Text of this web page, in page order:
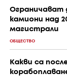
Ограничават
камиони над
магистрали
ОБЩЕСТВО
Какви са